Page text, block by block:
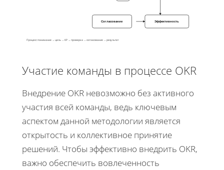
Согласование Эффективность
Процесс: понимание → цель → КР → проверка → согласование → результат
Участие команды в процессе OKR
Внедрение OKR невозможно без активного
участия всей команды, ведь ключевым
аспектом данной методологии является
открытость и коллективное принятие
решений. Чтобы эффективно внедрить OKR,
важно обеспечить вовлеченность